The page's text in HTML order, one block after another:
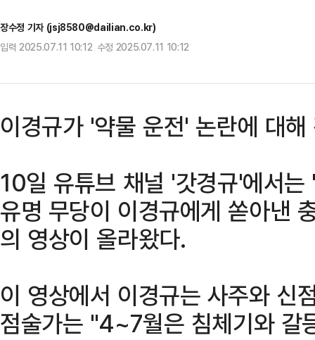
장수정 기자 (jsj8580@dailian.co.kr)
입력 2025.07.11 10:12 수정 2025.07.11 10:12
이경규가 '약물 운전' 논란에 대
10일 유튜브 채널 '갓경규'에서
유명 무당이 이경규에게 쏟아낸
의 영상이 올라왔다.
이 영상에서 이경규는 사주와 신
점술가는 "4~7월은 침체기와 갈